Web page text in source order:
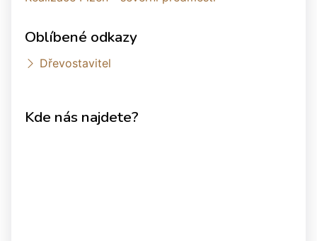
Oblíbené odkazy
Dřevostavitel
Kde nás najdete?